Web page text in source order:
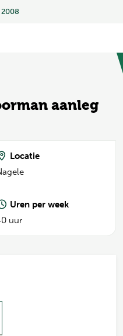
2008
2008
aanleg
Locatie
Uren per week
uur